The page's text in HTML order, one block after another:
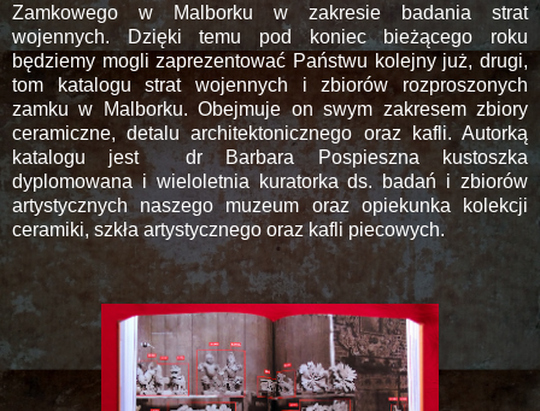
Zamkowego w Malborku w zakresie badania strat
wojennych. Dzięki temu pod koniec bieżącego roku
będziemy mogli zaprezentować Państwu kolejny już, drugi,
tom katalogu strat wojennych i zbiorów rozproszonych
zamku w Malborku. Obejmuje on swym zakresem zbiory
ceramiczne, detalu architektonicznego oraz kafli. Autorką
katalogu jest dr Barbara Pospieszna kustoszka
dyplomowana i wieloletnia kuratorka ds. badań i zbiorów
artystycznych naszego muzeum oraz opiekunka kolekcji
ceramiki, szkła artystycznego oraz kafli piecowych.